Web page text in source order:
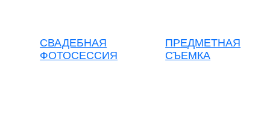
СВАДЕБНАЯ
ФОТОСЕССИЯ
ПРЕДМЕТНАЯ
СЪЕМКА